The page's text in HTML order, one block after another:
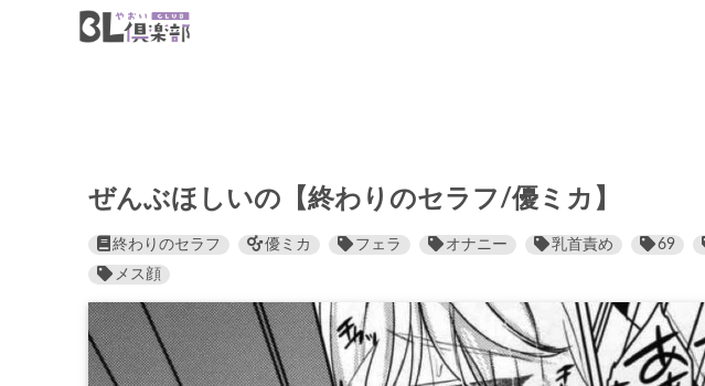
ぜんぶほしいの【終わりのセラフ/優ミカ】
終わりのセラフ 優ミカ フェラ オナニー 乳首責め 69
メス顔